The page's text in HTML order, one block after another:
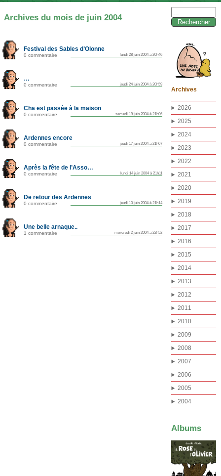
Archives du mois de juin 2004
Festival des Sables d’Olonne
0 commentaire lundi 28 juin 2004 à 20h46
…
0 commentaire jeudi 24 juin 2004 à 20h59
Cha est passée à la maison
0 commentaire samedi 19 juin 2004 à 21h06
Ardennes encore
0 commentaire jeudi 17 juin 2004 à 21h07
Après la fête de l’Asso…
0 commentaire lundi 14 juin 2004 à 21h11
De retour des Ardennes
0 commentaire jeudi 10 juin 2004 à 21h14
Une belle arnaque..
1 commentaire mercredi 2 juin 2004 à 22h52
Archives
2026
2025
2024
2023
2022
2021
2020
2019
2018
2017
2016
2015
2014
2013
2012
2011
2010
2009
2008
2007
2006
2005
2004
Albums